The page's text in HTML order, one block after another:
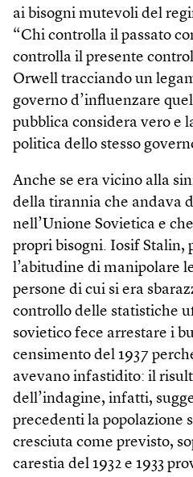
ai bisogni mutevoli del
“Chi controlla il passato
controlla il presente
Orwell tracciando un
governo d’influenzare
pubblica considera vero e
politica dello stesso
Anche se era vicino alla
della tirannia che andava
nell’Unione Sovietica e
propri bisogni. Iosif Stalin,
l’abitudine di manipolare
persone di cui si era
controllo delle statistiche
sovietico fece arrestare i
censimento del 1937
avevano infastidito: il
dell’indagine, infatti,
precedenti la popolazione
cresciuta come previsto,
carestia del 1932 e 1933